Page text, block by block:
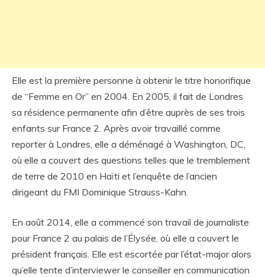
Elle est la première personne à obtenir le titre honorifique
de “Femme en Or” en 2004. En 2005, il fait de Londres
sa résidence permanente afin d’être auprès de ses trois
enfants sur France 2. Après avoir travaillé comme
reporter à Londres, elle a déménagé à Washington, DC,
où elle a couvert des questions telles que le tremblement
de terre de 2010 en Haïti et l’enquête de l’ancien
dirigeant du FMI Dominique Strauss-Kahn.
En août 2014, elle a commencé son travail de journaliste
pour France 2 au palais de l’Élysée, où elle a couvert le
président français. Elle est escortée par l’état-major alors
qu’elle tente d’interviewer le conseiller en communication